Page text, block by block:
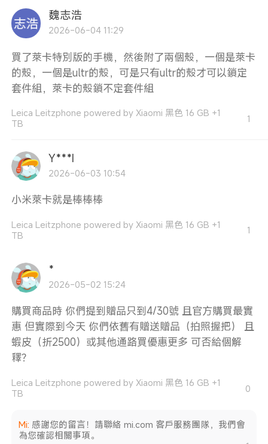
魏志浩
2026-06-04 11:29
買了萊卡特別版的手機，然後附了兩個殼，一個是萊卡
的殼，一個是ultr的殼，可是只有ultr的殼才可以鎖定
套件組，萊卡的殼鎖不定套件組
Leica Leitzphone powered by Xiaomi 黑色 16 GB +1
TB
1
Y***I
2026-06-03 10:54
小米萊卡就是棒棒棒
Leica Leitzphone powered by Xiaomi 黑色 16 GB +1
TB
1
*
2026-05-02 15:24
購買商品時 你們提到贈品只到4/30號 且官方購買最實
惠 但實際到今天 你們依舊有贈送贈品（拍照握把） 且
蝦皮（折2500）或其他通路買優惠更多 可否給個解
釋？
Leica Leitzphone powered by Xiaomi 黑色 16 GB +1
TB
0
Mi: 感謝您的留言！請聯絡 mi.com 客戶服務團隊，我們會
為您確認相關事項。